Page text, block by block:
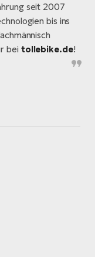
seit 2007
bis ins
bei tollebike.de!